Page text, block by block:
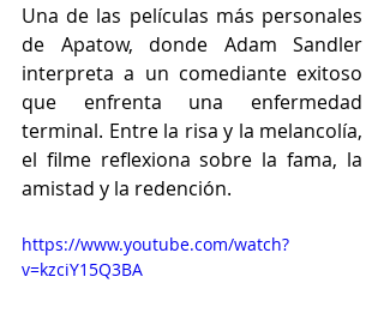
Una de las películas más personales
de Apatow, donde Adam Sandler
interpreta a un comediante exitoso
que enfrenta una enfermedad
terminal. Entre la risa y la melancolía,
el filme reflexiona sobre la fama, la
amistad y la redención.
https://www.youtube.com/watch?
v=kzciY15Q3BA